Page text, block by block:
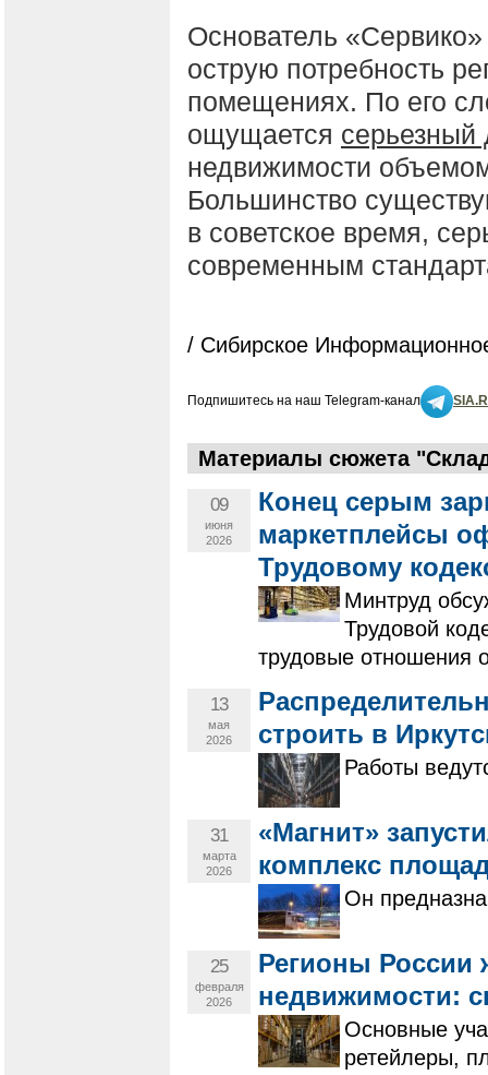
Основатель
острую потребность
помещениях. По его
ощущается
недвижимости
Большинство
в советское время,
современным
/ Сибирское
Подпишитесь на наш Telegram-канал
Материалы сюжета
09
июня
2026
Конец серым
маркетплейсы
Трудовому
Минтруд
Трудовой
трудовые отношения
13
мая
2026
строить в
Работы
31
марта
2026
«Магнит»
комплекс
Он
25
февраля
2026
Регионы России
недвижимости:
Основные
ретейлеры,